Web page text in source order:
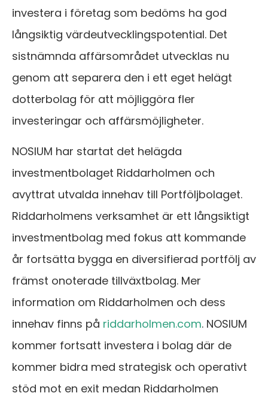
investera i företag som bedöms ha god
långsiktig värdeutvecklingspotential. Det
sistnämnda affärsområdet utvecklas nu
genom att separera den i ett eget helägt
dotterbolag för att möjliggöra fler
investeringar och affärsmöjligheter.
NOSIUM har startat det helägda
investmentbolaget Riddarholmen och
avyttrat utvalda innehav till Portföljbolaget.
Riddarholmens verksamhet är ett långsiktigt
investmentbolag med fokus att kommande
år fortsätta bygga en diversifierad portfölj av
främst onoterade tillväxtbolag. Mer
information om Riddarholmen och dess
innehav finns på riddarholmen.com. NOSIUM
kommer fortsatt investera i bolag där de
kommer bidra med strategisk och operativt
stöd mot en exit medan Riddarholmen